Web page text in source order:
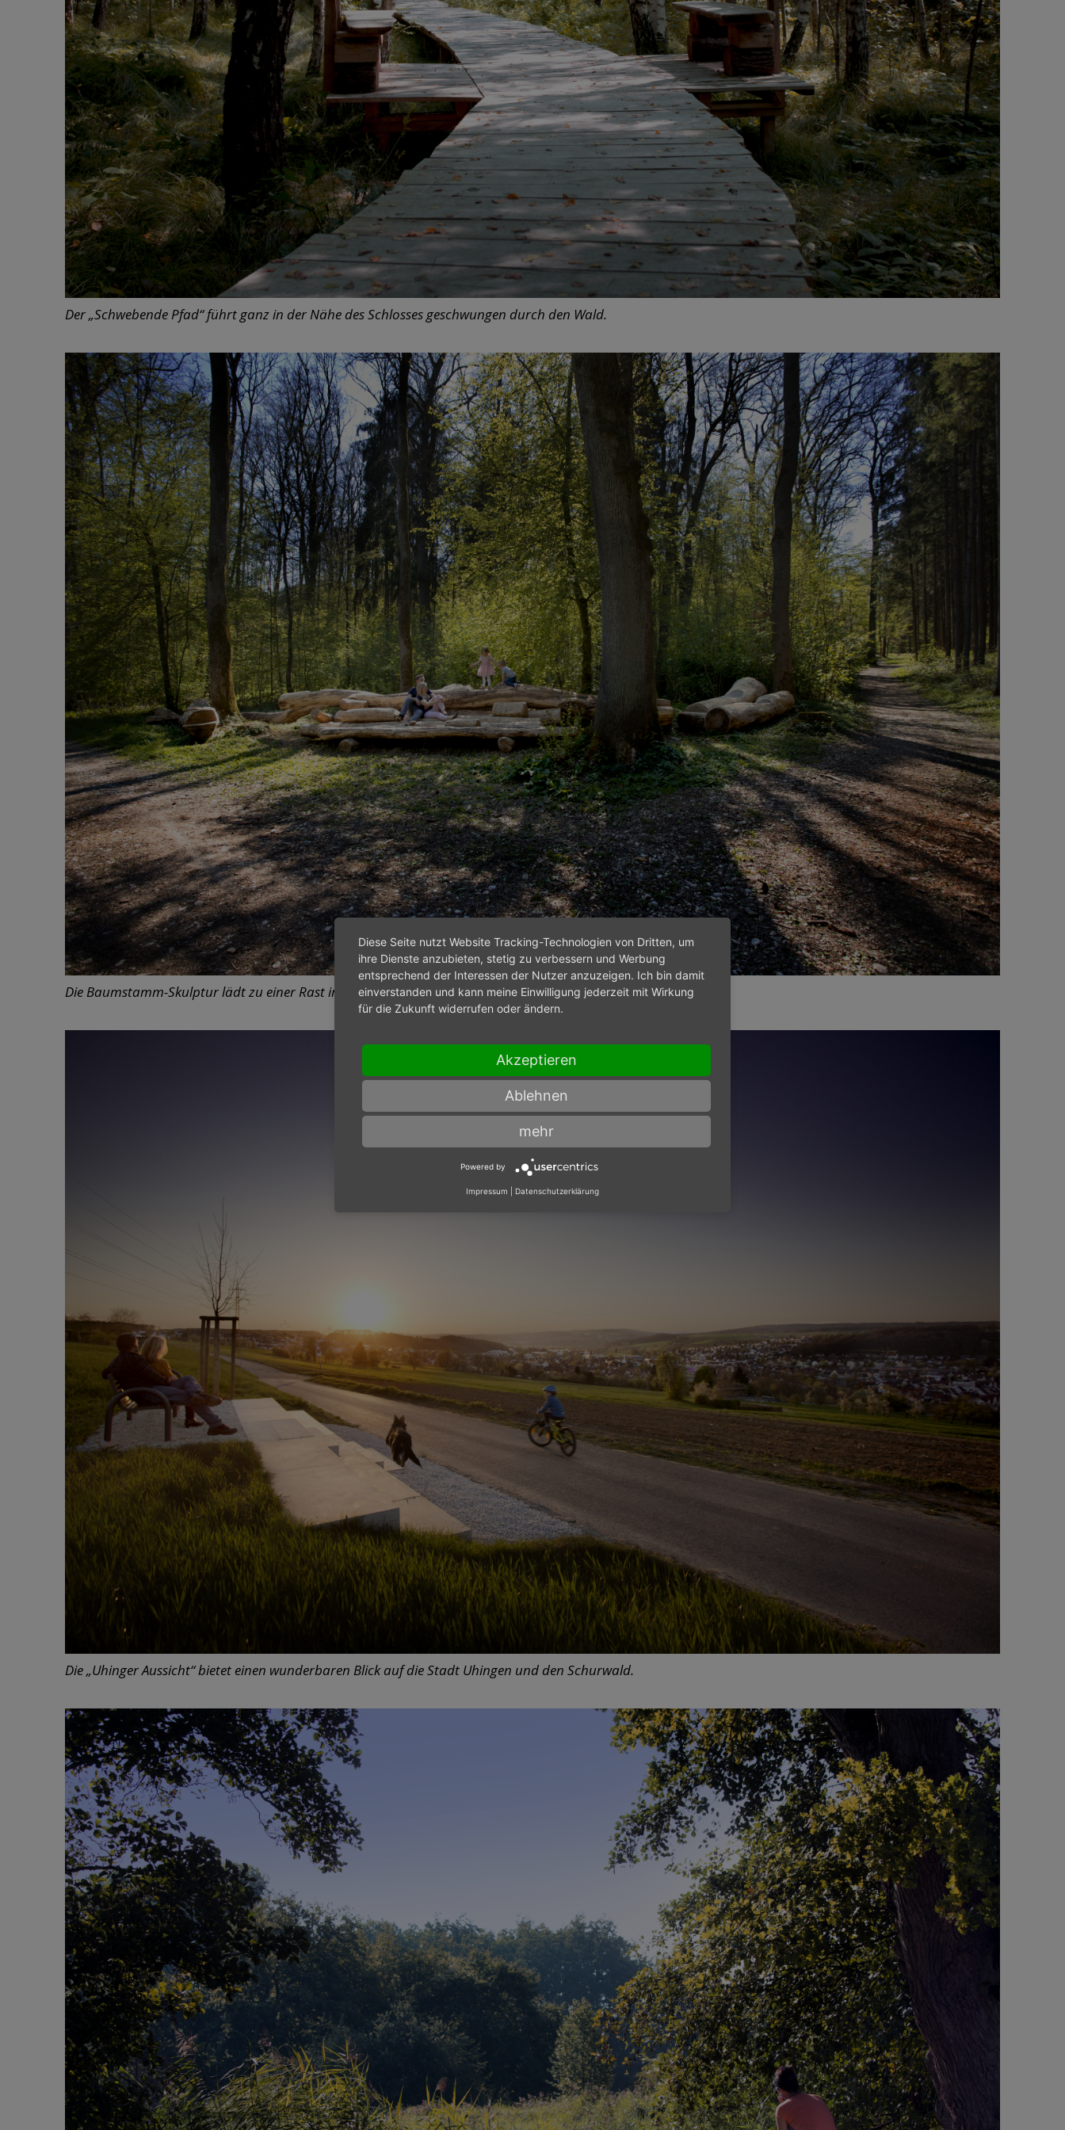
Der „Schwebende Pfad“ führt ganz in der Nähe des Schlosses geschwungen durch den Wald.
Die Baumstamm-Skulptur lädt zu einer Rast inmitten des Waldes ein.
Die „Uhinger Aussicht“ bietet einen wunderbaren Blick auf die Stadt Uhingen und den Schurwald.
Diese Seite nutzt Website Tracking-Technologien von Dritten, um
ihre Dienste anzubieten, stetig zu verbessern und Werbung
entsprechend der Interessen der Nutzer anzuzeigen. Ich bin damit
einverstanden und kann meine Einwilligung jederzeit mit Wirkung
für die Zukunft widerrufen oder ändern.
Akzeptieren
Ablehnen
mehr
Powered by
Impressum Datenschutzerklärung